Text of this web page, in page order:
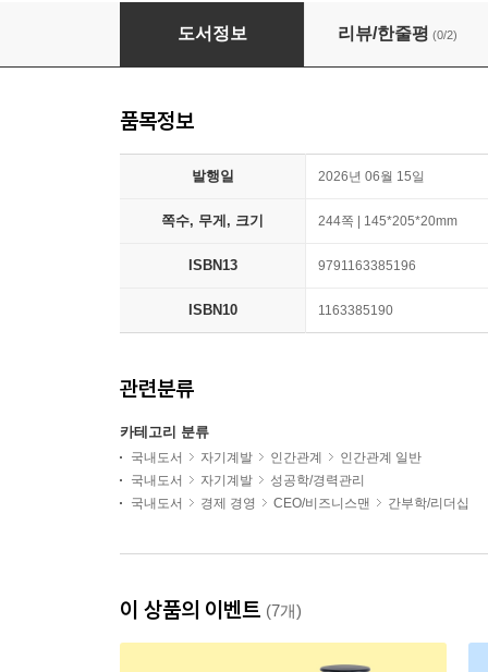
사람을 끌어당기는 관계 리더십
도서정보 리뷰/한줄평 (0/2)
품목정보
발행일 2026년 06월 15일
쪽수, 무게, 크기 244쪽 | 145*205*20mm
ISBN13 9791163385196
ISBN10 1163385190
관련분류
카테고리 분류
국내도서 자기계발 인간관계
인간관계 일반
국내도서
자기계발
성공학/경력관리
국내도서
경제 경영 CEO/비즈니스맨 간부학/리더십
이 상품의 이벤트 (7개)